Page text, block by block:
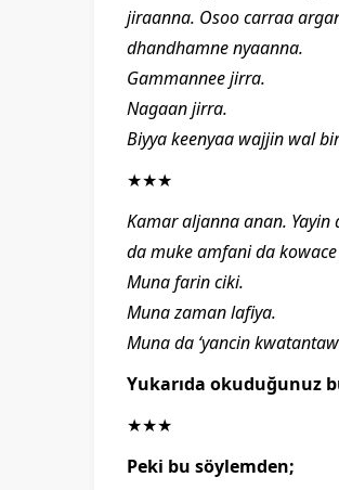
jiraanna. Osoo carraa
dhandhamne nyaanna.
Gammannee jirra.
Nagaan jirra.
Biyya keenyaa wajjin wal
★★★
Kamar aljanna anan.
da muke amfani da
Muna farin ciki.
Muna zaman lafiya.
Muna da ‘yancin
Yukarıda okuduğunuz
★★★
Peki bu söylemden;